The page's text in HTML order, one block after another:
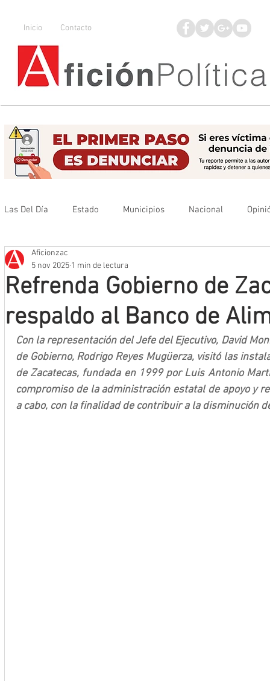
Inicio Contacto
Las Del Día Estado Municipios Nacional
Que no se olvide
Mineros LNBP
Refrenda Gobierno de
respaldo al Banco de
Aficionzac
5 nov 2025 1 min de lectura
Con la representación del Jefe del Ejecutivo, David
de Gobierno, Rodrigo Reyes Mugüerza, visitó las
de Zacatecas, fundada en 1999 por Luis Antonio
compromiso de la administración estatal de apoyo y
a cabo, con la finalidad de contribuir a la disminución